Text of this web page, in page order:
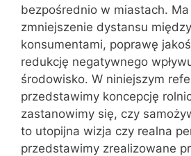
bezpośrednio w miastach.
zmniejszenie dystansu
konsumentami, poprawę
redukcję negatywnego
środowisko. W niniejszym
przedstawimy koncepcję
zastanowimy się, czy
to utopijna wizja czy realna
przedstawimy zrealizowane